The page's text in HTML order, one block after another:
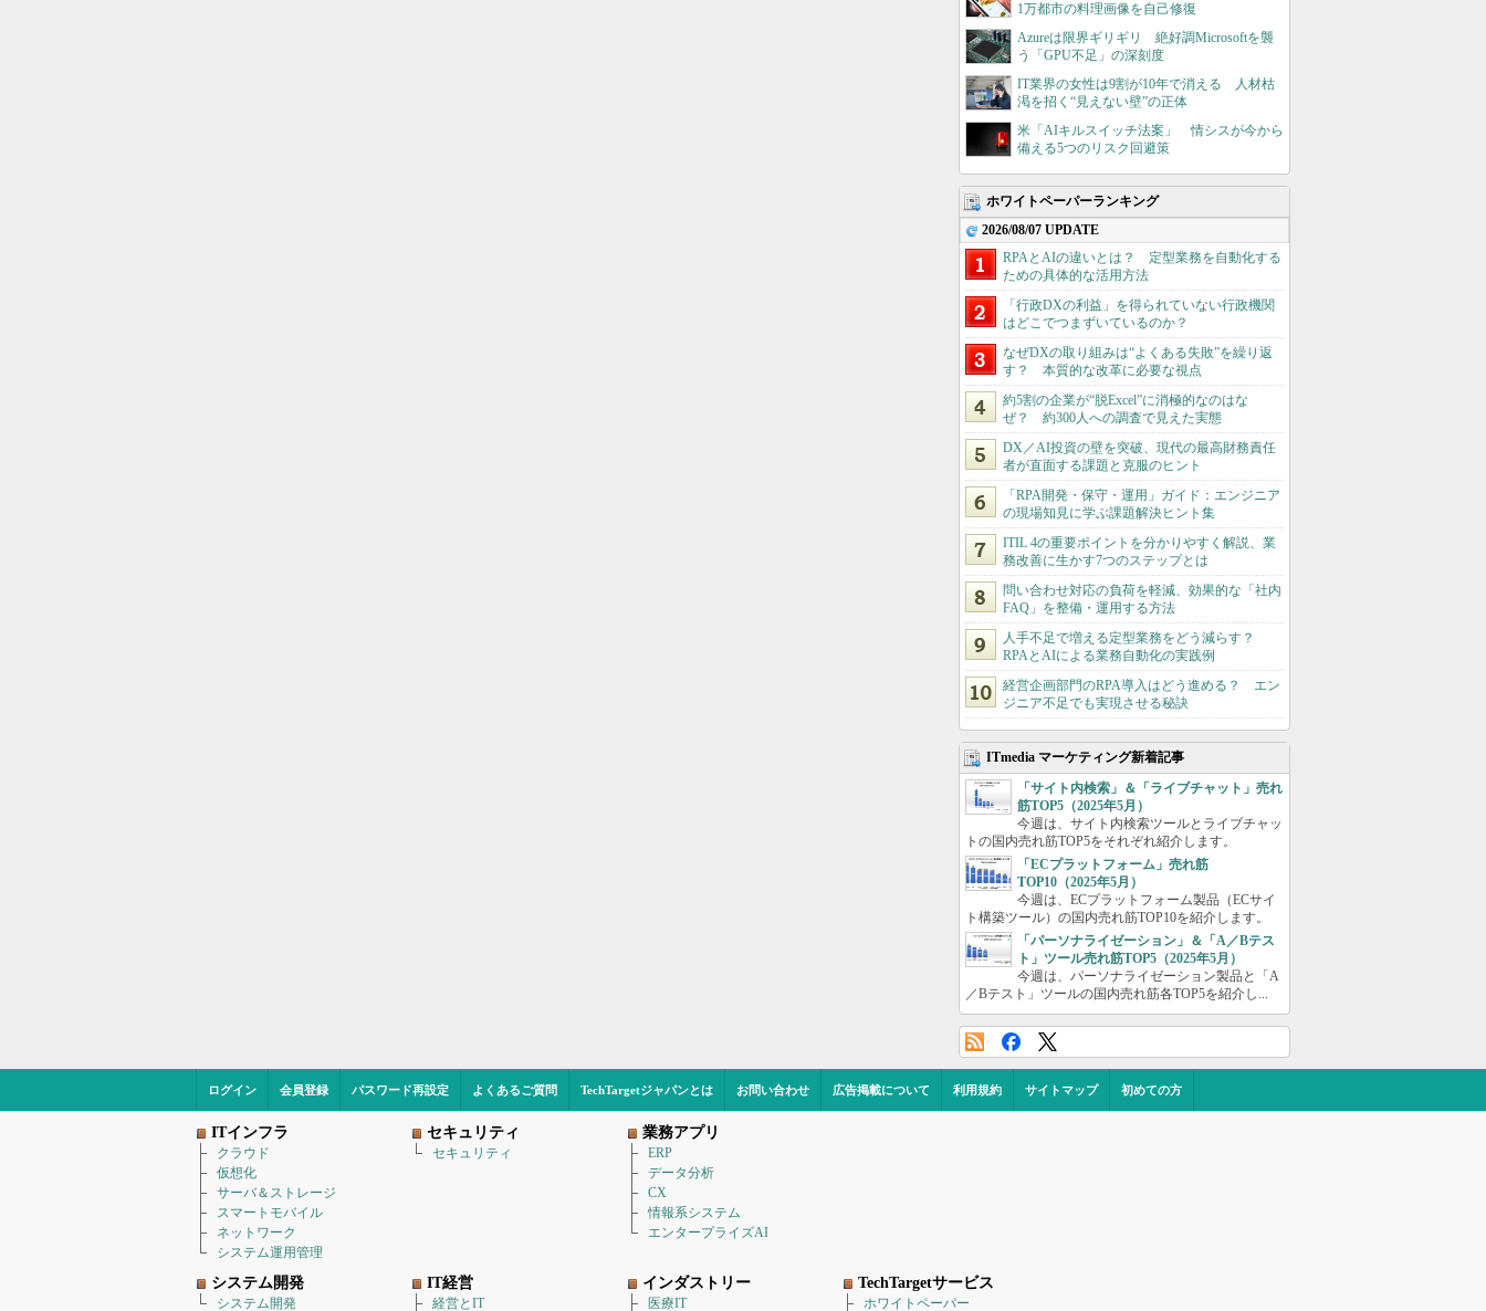
1万都市の料理画像を自己修復
Azureは限界ギリギリ 絶好調Microsoftを襲
う「GPU不足」の深刻度
IT業界の女性は9割が10年で消える 人材枯
渇を招く“見えない壁”の正体
米「AIキルスイッチ法案」 情シスが今から
備える5つのリスク回避策
ホワイトペーパーランキング
2026/08/07 UPDATE
RPAとAIの違いとは？ 定型業務を自動化する
ための具体的な活用方法
「行政DXの利益」を得られていない行政機関
はどこでつまずいているのか？
なぜDXの取り組みは“よくある失敗”を繰り返
す？ 本質的な改革に必要な視点
約5割の企業が“脱Excel”に消極的なのはな
ぜ？ 約300人への調査で見えた実態
DX／AI投資の壁を突破、現代の最高財務責任
者が直面する課題と克服のヒント
「RPA開発・保守・運用」ガイド：エンジニア
の現場知見に学ぶ課題解決ヒント集
ITIL 4の重要ポイントを分かりやすく解説、業
務改善に生かす7つのステップとは
問い合わせ対応の負荷を軽減、効果的な「社内
FAQ」を整備・運用する方法
人手不足で増える定型業務をどう減らす？
RPAとAIによる業務自動化の実践例
経営企画部門のRPA導入はどう進める？ エン
ジニア不足でも実現させる秘訣
ITmedia マーケティング新着記事
「サイト内検索」＆「ライブチャット」売れ
筋TOP5（2025年5月）
今週は、サイト内検索ツールとライブチャッ
トの国内売れ筋TOP5をそれぞれ紹介します。
「ECプラットフォーム」売れ筋
TOP10（2025年5月）
今週は、ECプラットフォーム製品（ECサイ
ト構築ツール）の国内売れ筋TOP10を紹介します。
「パーソナライゼーション」＆「A／Bテス
ト」ツール売れ筋TOP5（2025年5月）
今週は、パーソナライゼーション製品と「A
／Bテスト」ツールの国内売れ筋各TOP5を紹介し...
ログイン 会員登録 パスワード再設定 よくあるご質問 TechTargetジャパンとは お問い合わせ 広告掲載について 利用規約 サイトマップ 初めての方
ITインフラ
クラウド
仮想化
サーバ＆ストレージ
スマートモバイル
ネットワーク
システム運用管理
セキュリティ
セキュリティ
業務アプリ
ERP
データ分析
CX
情報系システム
エンタープライズAI
システム開発
システム開発
IT経営
経営とIT
インダストリー
医療IT
TechTargetサービス
ホワイトペーパー